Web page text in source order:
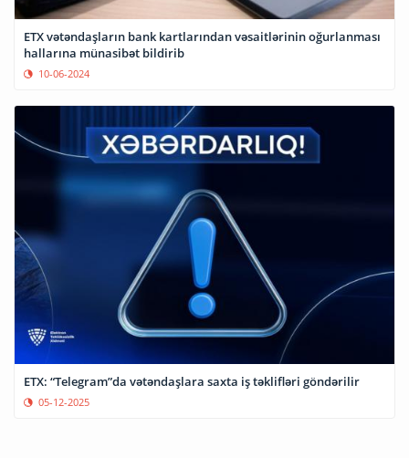
ETX vətəndaşların bank kartlarından vəsaitlərinin oğurlanması
hallarına münasibət bildirib
10-06-2024
ETX: “Telegram”da vətəndaşlara saxta iş təklifləri göndərilir
05-12-2025